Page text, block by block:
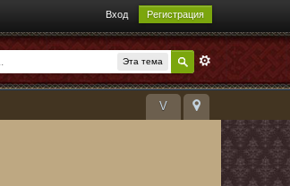
Вход Регистрация
Эта тема
V